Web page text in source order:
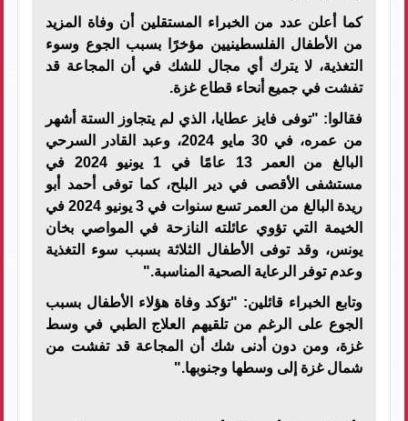
كما أعلن عدد من الخبراء المستقلين أن وفاة المزيد
من الأطفال الفلسطينيين مؤخرًا بسبب الجوع وسوء
التغذية، لا يترك أي مجال للشك في أن المجاعة قد
تفشت في جميع أنحاء قطاع غزة.
فقالوا: "توفى فايز عطايا، الذي لم يتجاوز الستة أشهر
من عمره، في 30 مايو 2024، وعبد القادر السرحي
البالغ من العمر 13 عامًا في 1 يونيو 2024 في
مستشفى الأقصى في دير البلح، كما توفى أحمد أبو
ريدة البالغ من العمر تسع سنوات في 3 يونيو 2024 في
الخيمة التي تؤوي عائلته النازحة في المواصي بخان
يونس، وقد توفى الأطفال الثلاثة بسبب سوء التغذية
وعدم توفر الرعاية الصحية المناسبة."
وتابع الخبراء قائلين: "تؤكد وفاة هؤلاء الأطفال بسبب
الجوع على الرغم من تلقيهم العلاج الطبي في وسط
غزة، ومن دون أدنى شك أن المجاعة قد تفشت من
شمال غزة إلى وسطها وجنوبها."